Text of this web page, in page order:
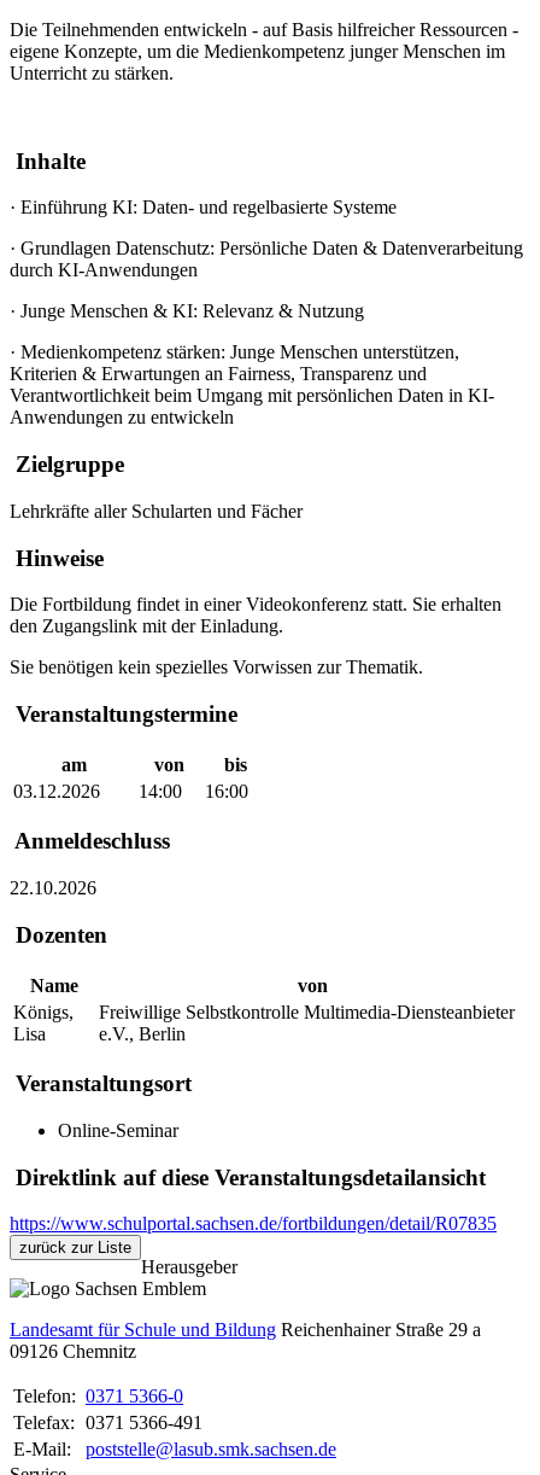
Die Teilnehmenden entwickeln - auf Basis hilfreicher Ressourcen -
eigene Konzepte, um die Medienkompetenz junger Menschen im
Unterricht zu stärken.
Inhalte
· Einführung KI: Daten- und regelbasierte Systeme
· Grundlagen Datenschutz: Persönliche Daten & Datenverarbeitung
durch KI-Anwendungen
· Junge Menschen & KI: Relevanz & Nutzung
· Medienkompetenz stärken: Junge Menschen unterstützen,
Kriterien & Erwartungen an Fairness, Transparenz und
Verantwortlichkeit beim Umgang mit persönlichen Daten in KI-
Anwendungen zu entwickeln
Zielgruppe
Lehrkräfte aller Schularten und Fächer
Hinweise
Die Fortbildung findet in einer Videokonferenz statt. Sie erhalten
den Zugangslink mit der Einladung.
Sie benötigen kein spezielles Vorwissen zur Thematik.
Veranstaltungstermine
am von
bis
03.12.2026
14:00 16:00
Anmeldeschluss
22.10.2026
Dozenten
Name
von
Königs,
Lisa
Freiwillige Selbstkontrolle Multimedia-Diensteanbieter
e.V., Berlin
Veranstaltungsort
Online-Seminar
Direktlink auf diese Veranstaltungsdetailansicht
https://www.schulportal.sachsen.de/fortbildungen/detail/R07835
zurück zur Liste
Herausgeber
Landesamt für Schule und Bildung Reichenhainer Straße 29 a
09126 Chemnitz
Telefon: 0371 5366-0
Telefax: 0371 5366-491
E-Mail:
poststelle@lasub.smk.sachsen.de